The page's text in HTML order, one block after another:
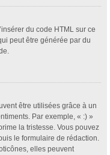
du code HTML sur ce
peut être générée par du
être utilisées grâce à un
Par exemple, « :) »
la tristesse. Vous pouvez
le formulaire de rédaction.
elles peuvent